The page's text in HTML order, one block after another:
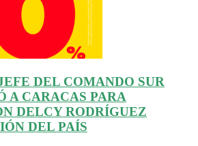
DEL COMANDO SUR
A CARACAS PARA
DELCY RODRÍGUEZ
DEL PAÍS